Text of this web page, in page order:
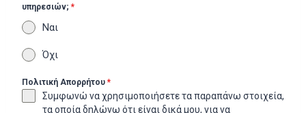
υπηρεσιών; *
Ναι
Όχι
Πολιτική Απορρήτου *
Συμφωνώ να χρησιμοποιήσετε τα παραπάνω στοιχεία,
τα οποία δηλώνω ότι είναι δικά μου, για να